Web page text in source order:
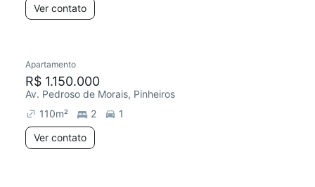
Ver contato
Apartamento
R$ 1.150.000
Av. Pedroso de Morais, Pinheiros
110m² 2
1
Ver contato